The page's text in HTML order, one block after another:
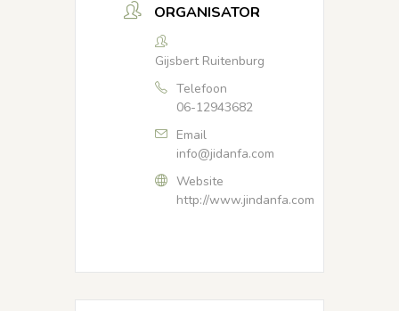
ORGANISATOR
Gijsbert Ruitenburg
Telefoon
06-12943682
Email
info@jidanfa.com
Website
http://www.jindanfa.com